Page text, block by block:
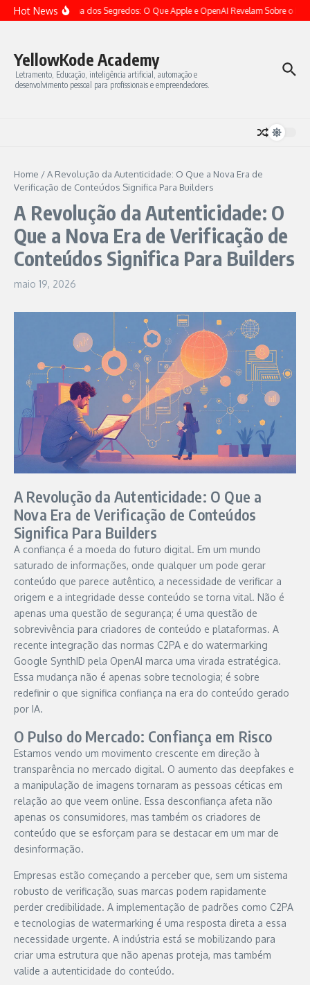
Ir para o conteúdo
Hot NewsA Batalha dos Segredos: O Que Apple e OpenAI Revelam Sobre o
YellowKode Academy
Letramento, Educação, inteligência artificial, automação e
desenvolvimento pessoal para profissionais e empreendedores.
Home /A Revolução da Autenticidade: O Que a Nova Era de
Verificação de Conteúdos Significa Para Builders
A Revolução da Autenticidade: O
Que a Nova Era de Verificação de
Conteúdos Significa Para Builders
maio 19, 2026
A Revolução da Autenticidade: O Que a
Nova Era de Verificação de Conteúdos
Significa Para Builders
A confiança é a moeda do futuro digital. Em um mundo
saturado de informações, onde qualquer um pode gerar
conteúdo que parece autêntico, a necessidade de verificar a
origem e a integridade desse conteúdo se torna vital. Não é
apenas uma questão de segurança; é uma questão de
sobrevivência para criadores de conteúdo e plataformas. A
recente integração das normas C2PA e do watermarking
Google SynthID pela OpenAI marca uma virada estratégica.
Essa mudança não é apenas sobre tecnologia; é sobre
redefinir o que significa confiança na era do conteúdo gerado
por IA.
O Pulso do Mercado: Confiança em Risco
Estamos vendo um movimento crescente em direção à
transparência no mercado digital. O aumento das deepfakes e
a manipulação de imagens tornaram as pessoas céticas em
relação ao que veem online. Essa desconfiança afeta não
apenas os consumidores, mas também os criadores de
conteúdo que se esforçam para se destacar em um mar de
desinformação.
Empresas estão começando a perceber que, sem um sistema
robusto de verificação, suas marcas podem rapidamente
perder credibilidade. A implementação de padrões como C2PA
e tecnologias de watermarking é uma resposta direta a essa
necessidade urgente. A indústria está se mobilizando para
criar uma estrutura que não apenas proteja, mas também
valide a autenticidade do conteúdo.